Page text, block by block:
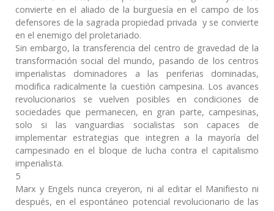
convierte en el aliado de la burguesía en el campo de los
defensores de la sagrada propiedad privada y se convierte
en el enemigo del proletariado.
Sin embargo, la transferencia del centro de gravedad de la
transformación social del mundo, pasando de los centros
imperialistas dominadores a las periferias dominadas,
modifica radicalmente la cuestión campesina. Los avances
revolucionarios se vuelven posibles en condiciones de
sociedades que permanecen, en gran parte, campesinas,
solo si las vanguardias socialistas son capaces de
implementar estrategias que integren a la mayoría del
campesinado en el bloque de lucha contra el capitalismo
imperialista.
5
Marx y Engels nunca creyeron, ni al editar el Manifiesto ni
después, en el espontáneo potencial revolucionario de las